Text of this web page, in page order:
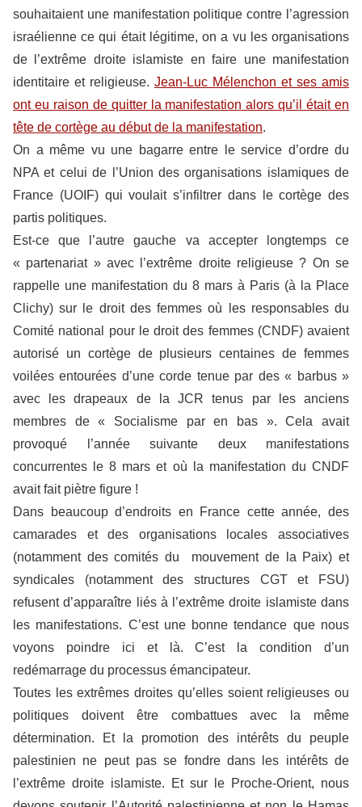
souhaitaient une manifestation politique contre l’agression
israélienne ce qui était légitime, on a vu les organisations
de l’extrême droite islamiste en faire une manifestation
identitaire et religieuse. Jean-Luc Mélenchon et ses amis
ont eu raison de quitter la manifestation alors qu’il était en
tête de cortège au début de la manifestation.
On a même vu une bagarre entre le service d’ordre du
NPA et celui de l’Union des organisations islamiques de
France (UOIF) qui voulait s’infiltrer dans le cortège des
partis politiques.
Est-ce que l’autre gauche va accepter longtemps ce
« partenariat » avec l’extrême droite religieuse ? On se
rappelle une manifestation du 8 mars à Paris (à la Place
Clichy) sur le droit des femmes où les responsables du
Comité national pour le droit des femmes (CNDF) avaient
autorisé un cortège de plusieurs centaines de femmes
voilées entourées d’une corde tenue par des « barbus »
avec les drapeaux de la JCR tenus par les anciens
membres de « Socialisme par en bas ». Cela avait
provoqué l’année suivante deux manifestations
concurrentes le 8 mars et où la manifestation du CNDF
avait fait piètre figure !
Dans beaucoup d’endroits en France cette année, des
camarades et des organisations locales associatives
(notamment des comités du mouvement de la Paix) et
syndicales (notamment des structures CGT et FSU)
refusent d’apparaître liés à l’extrême droite islamiste dans
les manifestations. C’est une bonne tendance que nous
voyons poindre ici et là. C’est la condition d’un
redémarrage du processus émancipateur.
Toutes les extrêmes droites qu’elles soient religieuses ou
politiques doivent être combattues avec la même
détermination. Et la promotion des intérêts du peuple
palestinien ne peut pas se fondre dans les intérêts de
l’extrême droite islamiste. Et sur le Proche-Orient, nous